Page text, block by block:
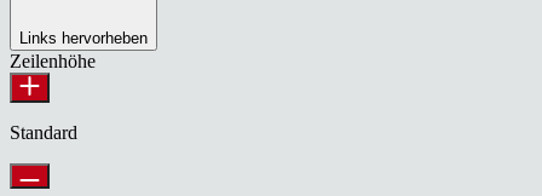
Links hervorheben
Zeilenhöhe
Standard